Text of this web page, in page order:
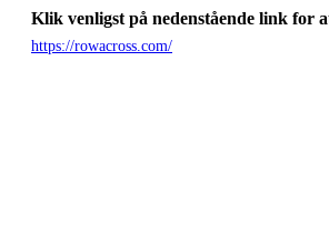
Klik venligst på nedenstående link for
https://rowacross.com/